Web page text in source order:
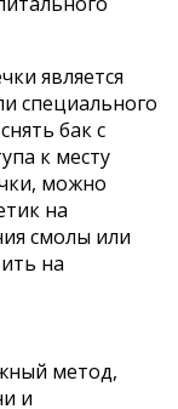
является
специального
бак с
к месту
можно
на
смолы или
на
метод,
и